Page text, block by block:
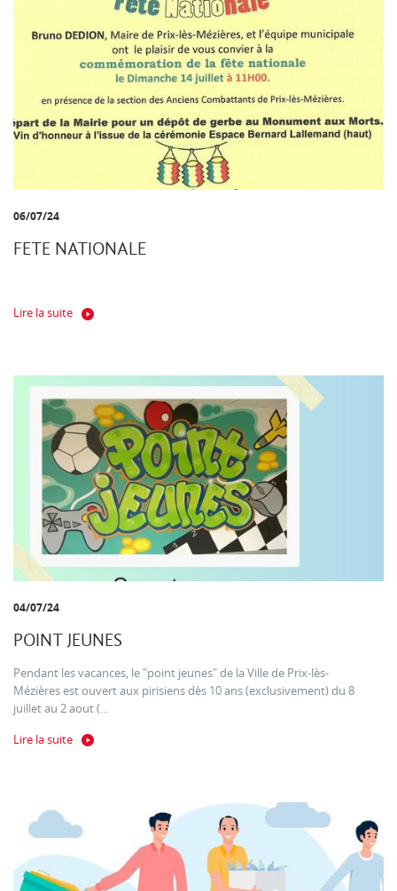
06/07/24
FETE NATIONALE
Lire la suite
04/07/24
POINT JEUNES
Pendant les vacances, le "point jeunes" de la Ville de Prix-lès-
Mézières est ouvert aux pirisiens dès 10 ans (exclusivement) du 8
juillet au 2 aout (...
Lire la suite